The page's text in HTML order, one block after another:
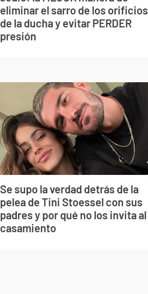
eliminar el sarro de los orificios
de la ducha y evitar PERDER
presión
Se supo la verdad detrás de la
pelea de Tini Stoessel con sus
padres y por qué no los invita al
casamiento